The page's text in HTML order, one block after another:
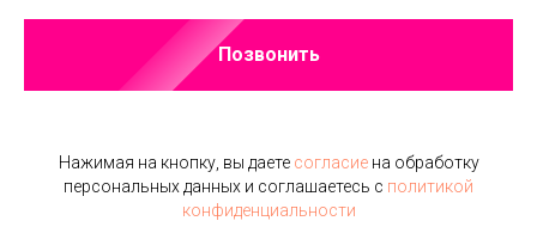
Позвонить
Нажимая на кнопку, вы даете согласиена обработку
персональных данных и соглашаетесь c политикой
конфиденциальности